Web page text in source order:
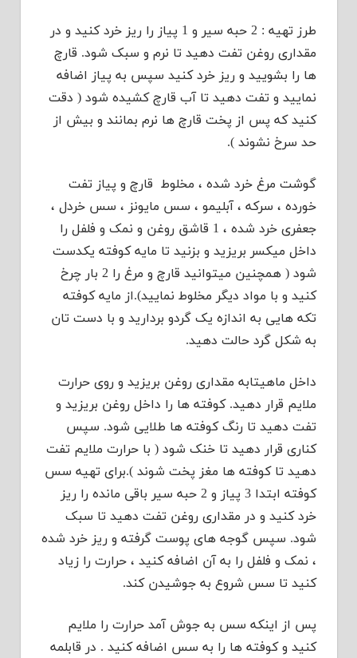
طرز تهیه : 2 حبه سیر و 1 پیاز را ریز خرد کنید و در
مقداری روغن تفت دهید تا نرم و سبک شود. قارچ
ها را بشویید و ریز خرد کنید سپس به پیاز اضافه
نمایید و تفت دهید تا آب قارچ کشیده شود ( دقت
کنید که پس از پخت قارچ ها نرم بمانند و بیش از
حد سرخ نشوند ).
گوشت مرغ خرد شده ، مخلوط قارچ و پیاز تفت
خورده ، سرکه ، آبلیمو ، سس مایونز ، سس خردل ،
جعفری خرد شده ، 1 قاشق روغن و نمک و فلفل را
داخل میکسر بریزید و بزنید تا مایه کوفته یکدست
شود ( همچنین میتوانید قارچ و مرغ را 2 بار چرخ
کنید و با مواد دیگر مخلوط نمایید).از مایه کوفته
تکه هایی به اندازه یک گردو بردارید و با دست تان
به شکل گرد حالت دهید.
داخل ماهیتابه مقداری روغن بریزید و روی حرارت
ملایم قرار دهید. کوفته ها را داخل روغن بریزید و
تفت دهید تا رنگ کوفته ها طلایی شود. سپس
کناری قرار دهید تا خنک شود ( با حرارت ملایم تفت
دهید تا کوفته ها مغز پخت شوند ).برای تهیه سس
کوفته ابتدا 3 پیاز و 2 حبه سیر باقی مانده را ریز
خرد کنید و در مقداری روغن تفت دهید تا سبک
شود. سپس گوجه های پوست گرفته و ریز خرد شده
، نمک و فلفل را به آن اضافه کنید ، حرارت را زیاد
کنید تا سس شروع به جوشیدن کند.
پس از اینکه سس به جوش آمد حرارت را ملایم
کنید و کوفته ها را به سس اضافه کنید . در قابلمه